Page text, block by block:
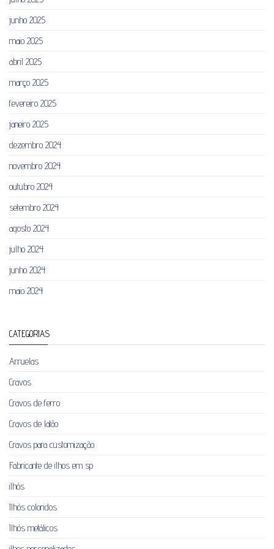
junho 2025
maio 2025
abril 2025
março 2025
fevereiro 2025
janeiro 2025
dezembro 2024
novembro 2024
outubro 2024
setembro 2024
agosto 2024
julho 2024
junho 2024
maio 2024
CATEGORIAS
Arruelas
Cravos
Cravos de ferro
Cravos de latão
Cravos para customização
Fabricante de ilhos em sp
ilhós
Ilhós coloridos
Ilhós metálicos